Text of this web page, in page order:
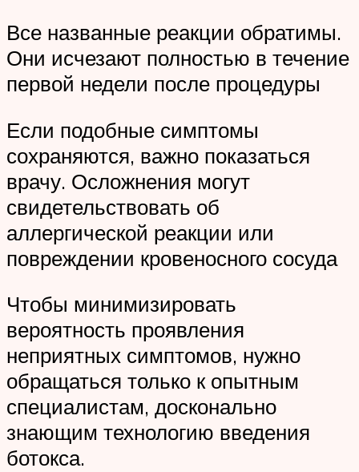
Все названные реакции обратимы.
Они исчезают полностью в течение
первой недели после процедуры
Если подобные симптомы
сохраняются, важно показаться
врачу. Осложнения могут
свидетельствовать об
аллергической реакции или
повреждении кровеносного сосуда
Чтобы минимизировать
вероятность проявления
неприятных симптомов, нужно
обращаться только к опытным
специалистам, досконально
знающим технологию введения
ботокса.